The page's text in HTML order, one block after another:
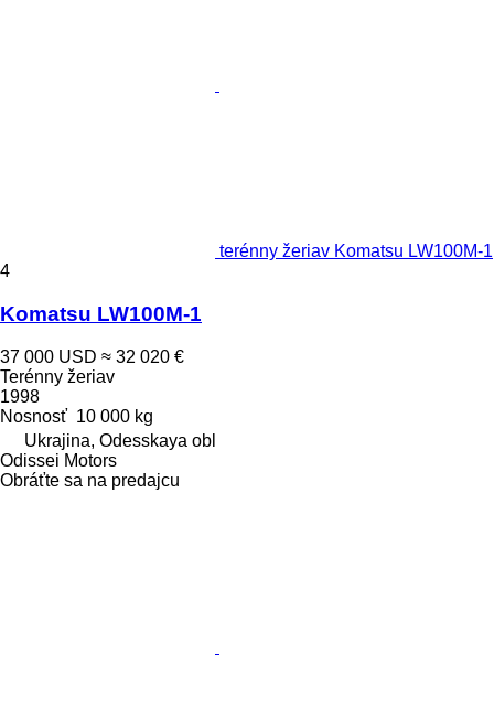
terénny žeriav Komatsu LW100M-1
4
Komatsu LW100M-1
37 000 USD ≈ 32 020 €
Terénny žeriav
1998
Nosnosť 10 000 kg
Ukrajina, Odesskaya obl
Odissei Motors
Obráťte sa na predajcu